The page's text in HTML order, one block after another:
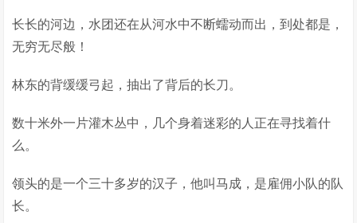
长长的河边，水团还在从河水中不断蠕动而出，到处都是，
无穷无尽般！
林东的背缓缓弓起，抽出了背后的长刀。
数十米外一片灌木丛中，几个身着迷彩的人正在寻找着什
么。
领头的是一个三十多岁的汉子，他叫马成，是雇佣小队的队
长。